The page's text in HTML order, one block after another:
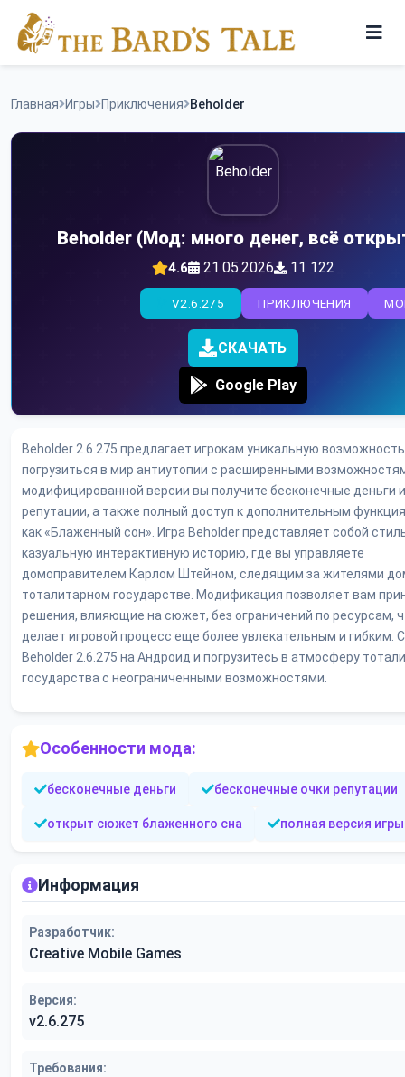
content
Программы
Главная Игры Приключения Beholder
Beholder (Мод: много денег, всё
4.6 21.05.2026 11 122
ПРИКЛЮЧЕНИЯ
V2.6.275
СКАЧАТЬ
Google Play
Beholder 2.6.275 предлагает игрокам уникальную возможность
погрузиться в мир антиутопии с расширенными
модифицированной версии вы получите бесконечные деньги
репутации, а также полный доступ к дополнительным
как «Блаженный сон». Игра Beholder представляет собой
казуальную интерактивную историю, где вы управляете
домоправителем Карлом Штейном, следящим за жителями
тоталитарном государстве. Модификация позволяет вам
решения, влияющие на сюжет, без ограничений по ресурсам,
делает игровой процесс еще более увлекательным и гибким.
Beholder 2.6.275 на Андроид и погрузитесь в атмосферу
государства с неограниченными возможностями.
Особенности мода:
бесконечные деньги бесконечные очки репутации
открыт сюжет блаженного сна полная версия игры
Информация
Разработчик:
Creative Mobile Games
Версия:
v2.6.275
Требования: